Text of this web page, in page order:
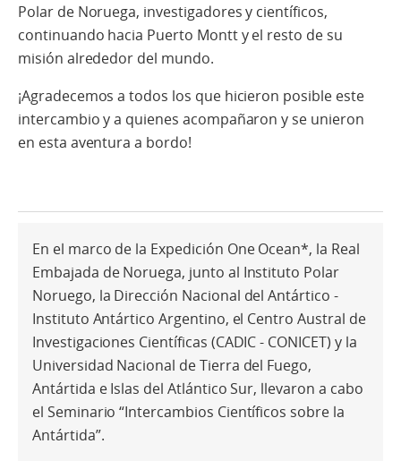
Polar de Noruega, investigadores y científicos,
continuando hacia Puerto Montt y el resto de su
misión alrededor del mundo.
¡Agradecemos a todos los que hicieron posible este
intercambio y a quienes acompañaron y se unieron
en esta aventura a bordo!
En el marco de la Expedición One Ocean*, la Real
Embajada de Noruega, junto al Instituto Polar
Noruego, la Dirección Nacional del Antártico -
Instituto Antártico Argentino, el Centro Austral de
Investigaciones Científicas (CADIC - CONICET) y la
Universidad Nacional de Tierra del Fuego,
Antártida e Islas del Atlántico Sur, llevaron a cabo
el Seminario “Intercambios Científicos sobre la
Antártida”.